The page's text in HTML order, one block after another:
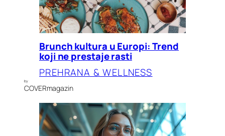
Brunch kultura u Europi: Trend
koji ne prestaje rasti
PREHRANA & WELLNESS
by
COVERmagazin